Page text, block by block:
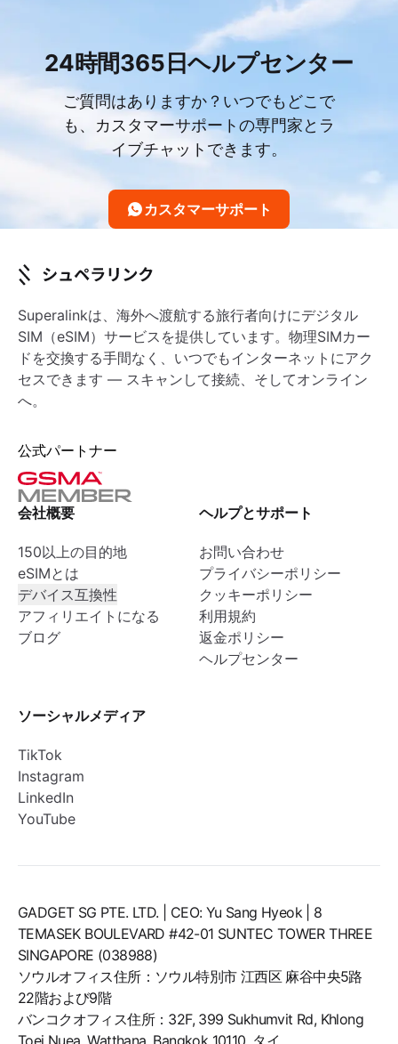
24時間365日ヘルプセンター
ご質問はありますか？いつでもどこで
も、カスタマーサポートの専門家とラ
イブチャットできます。
カスタマーサポート
Superalinkは、海外へ渡航する旅行者向けにデジタル
SIM（eSIM）サービスを提供しています。物理SIMカー
ドを交換する手間なく、いつでもインターネットにアク
セスできます — スキャンして接続、そしてオンライン
へ。
公式パートナー
会社概要
150以上の目的地
eSIMとは
デバイス互換性
アフィリエイトになる
ブログ
ヘルプとサポート
お問い合わせ
プライバシーポリシー
クッキーポリシー
利用規約
返金ポリシー
ヘルプセンター
ソーシャルメディア
TikTok
Instagram
LinkedIn
YouTube
GADGET SG PTE. LTD. | CEO: Yu Sang Hyeok | 8
TEMASEK BOULEVARD #42-01 SUNTEC TOWER THREE
SINGAPORE (038988)
ソウルオフィス住所：ソウル特別市 江西区 麻谷中央5路
22階および9階
バンコクオフィス住所：32F, 399 Sukhumvit Rd, Khlong